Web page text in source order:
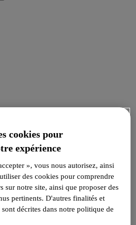
de santé
cookies pour
expérience
», vous nous autorisez, ainsi
des cookies pour comprendre
sur notre site, ainsi que proposer des
pertinents. D'autres finalités et
décrites dans notre politique de